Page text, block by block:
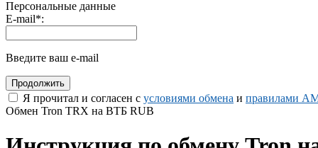
Персональные данные
E-mail*:
Введите ваш e-mail
Я прочитал и согласен с условиями обмена и правилами
Обмен Tron TRX на ВТБ RUB